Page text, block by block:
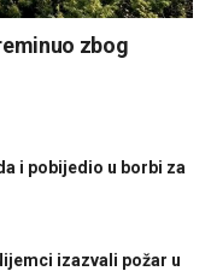
zbog
i pobijedio u borbi za
izazvali požar u